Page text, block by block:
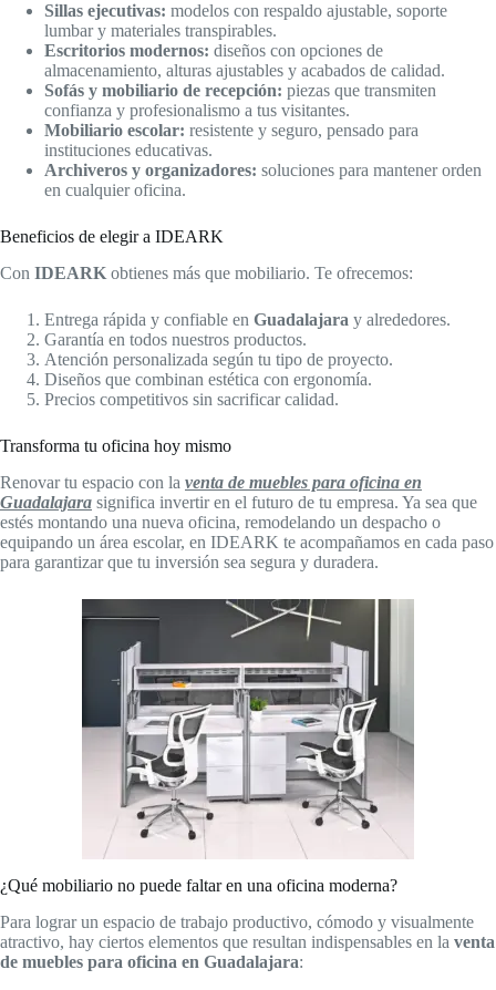
Sillas ejecutivas: modelos con respaldo ajustable, soporte
lumbar y materiales transpirables.
Escritorios modernos: diseños con opciones de
almacenamiento, alturas ajustables y acabados de calidad.
Sofás y mobiliario de recepción: piezas que transmiten
confianza y profesionalismo a tus visitantes.
Mobiliario escolar: resistente y seguro, pensado para
instituciones educativas.
Archiveros y organizadores: soluciones para mantener orden
en cualquier oficina.
Beneficios de elegir a IDEARK
Con IDEARK obtienes más que mobiliario. Te ofrecemos:
Entrega rápida y confiable en Guadalajara y alrededores.
Garantía en todos nuestros productos.
Atención personalizada según tu tipo de proyecto.
Diseños que combinan estética con ergonomía.
Precios competitivos sin sacrificar calidad.
Transforma tu oficina hoy mismo
Renovar tu espacio con la venta de muebles para oficina en
Guadalajara significa invertir en el futuro de tu empresa. Ya sea que
estés montando una nueva oficina, remodelando un despacho o
equipando un área escolar, en IDEARK te acompañamos en cada paso
para garantizar que tu inversión sea segura y duradera.
¿Qué mobiliario no puede faltar en una oficina moderna?
Para lograr un espacio de trabajo productivo, cómodo y visualmente
atractivo, hay ciertos elementos que resultan indispensables en la venta
de muebles para oficina en Guadalajara: